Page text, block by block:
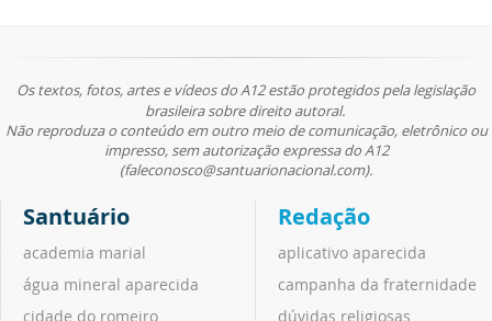
Os textos, fotos, artes e vídeos do A12 estão protegidos pela legislação
brasileira sobre direito autoral.
Não reproduza o conteúdo em outro meio de comunicação, eletrônico ou
impresso, sem autorização expressa do A12
(faleconosco@santuarionacional.com).
Santuário
academia marial
água mineral aparecida
cidade do romeiro
Redação
aplicativo aparecida
campanha da fraternidade
dúvidas religiosas